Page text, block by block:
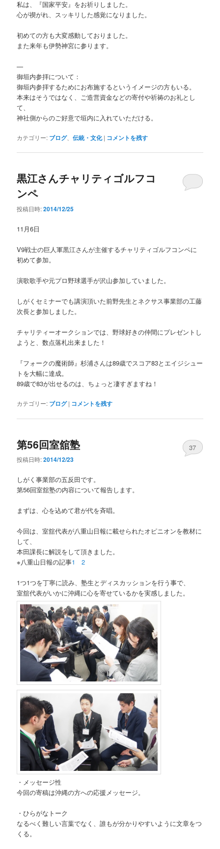
私は、『国家平安』をお祈りしました。
心が禊がれ、スッキリした感覚になりました。
初めての方も大変感動しておりました。
また来年も伊勢神宮に参ります。
—
御垣内参拝について：
御垣内参拝するためにお布施するというイメージの方もいる。
本来はそうではなく、ご造営資金などの寄付や祈祷のお礼とし
て、
神社側からのご好意で垣内に入れていただける。
カテゴリー: ブログ、伝統・文化 | コメントを残す
黒江さんチャリティゴルフコ
ンペ
投稿日時:2014/12/25
11月6日
V9戦士の巨人軍黒江さんが主催するチャリティゴルフコンペに
初めて参加。
演歌歌手や元プロ野球選手が沢山参加していました。
しがくセミナーでも講演頂いた前野先生とネクサス事業部の工藤
次長と参加しました。
チャリティーオークションでは、野球好きの仲間にプレゼントし
ようと、数点落札出来ました！
『フォークの魔術師』杉浦さんは89歳でスコア83とエイジシュー
トを大幅に達成。
89歳で83が出せるのは、ちょっと凄すぎますね！
カテゴリー: ブログ | コメントを残す
第56回室舘塾
投稿日時:2014/12/23
37
しがく事業部の五反田です。
第56回室舘塾の内容について報告します。
まずは、心を込めて君が代を斉唱。
今回は、室舘代表が八重山日報に載せられたオピニオンを教材に
して、
本田課長に解説をして頂きました。
※八重山日報の記事1 2
1つ1つを丁寧に読み、塾生とディスカッションを行う事で、
室舘代表がいかに沖縄に心を寄せているかを実感しました。
・メッセージ性
今回の寄稿は沖縄の方への応援メッセージ。
・ひらがなトーク
なるべく難しい言葉でなく、誰もが分かりやすいように文章をつ
くる。